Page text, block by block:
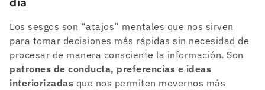
Los sesgos son “atajos” mentales que nos sirven
para tomar decisiones más rápidas sin necesidad de
procesar de manera consciente la información. Son
patrones de conducta, preferencias e ideas
interiorizadas que nos permiten movernos más